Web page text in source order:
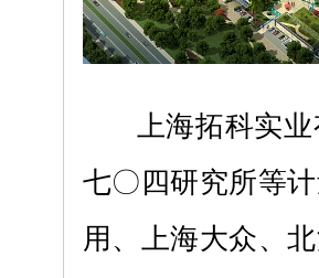
上海拓科实业
七〇四研究所等
用、上海大众、